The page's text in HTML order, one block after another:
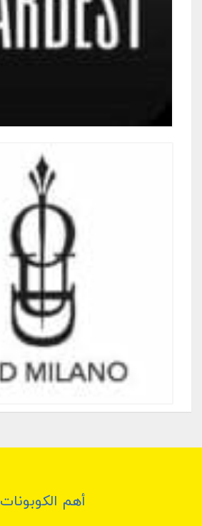
أهم الكوبونات